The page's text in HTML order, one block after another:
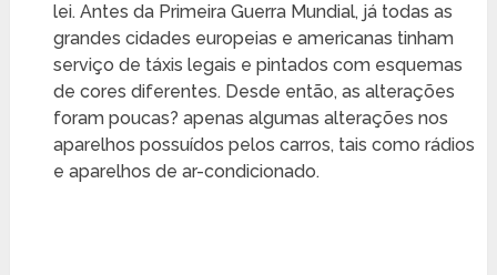
lei. Antes da Primeira Guerra Mundial, já todas as
grandes cidades europeias e americanas tinham
serviço de táxis legais e pintados com esquemas
de cores diferentes. Desde então, as alterações
foram poucas? apenas algumas alterações nos
aparelhos possuídos pelos carros, tais como rádios
e aparelhos de ar-condicionado.